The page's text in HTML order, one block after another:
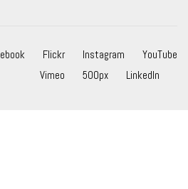
Flickr Instagram
YouTube
Vimeo
500px LinkedIn